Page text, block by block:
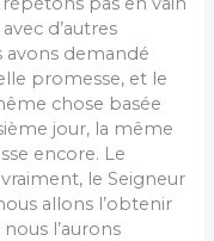
d’autres
avons demandé
promesse, et le
chose basée
jour, la même
encore. Le
le Seigneur
allons l’obtenir
l’aurons